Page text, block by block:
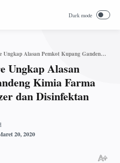
Jefirston Riwu Kore Ungkap Alasan Pemkot Kupang Gandeng Kimia Farma Untuk Hand Sanitizer dan Disinfektan
Ungkap Alasan
Kimia Farma
dan Disinfektan